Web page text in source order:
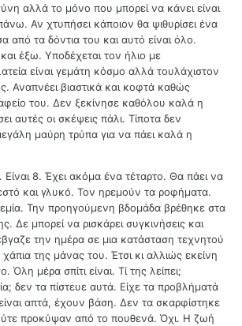
αλλά το μόνο που μπορεί να κάνει είναι
Αν χτυπήσει κάποιον θα ψιθυρίσει ένα
τα δόντια του και αυτό είναι όλο.
έξω. Υποδέχεται τον ήλιο με
είναι γεμάτη κόσμο αλλά τουλάχιστον
Αναπνέει βιαστικά και κοφτά καθώς
του. Δεν ξεκίνησε καθόλου καλά η
αυτές οι σκέψεις πάλι. Τίποτα δεν
μαύρη τρύπα για να πάει καλά η
Είναι 8. Έχει ακόμα ένα τέταρτο. Θα πάει να
και γλυκό. Τον ηρεμούν τα ροφήματα.
Την προηγούμενη βδομάδα βρέθηκε στα
Δε μπορεί να ρισκάρει συγκινήσεις και
την ημέρα σε μια κατάσταση τεχνητού
της μάνας του. Έτσι κι αλλιώς εκείνη
Όλη μέρα σπίτι είναι. Τί της λείπει;
δεν τα πίστευε αυτά. Είχε τα προβλήματά
απτά, έχουν βάση. Δεν τα σκαρφίστηκε
ούτε προκύψαν από το πουθενά. Όχι. Η ζωή